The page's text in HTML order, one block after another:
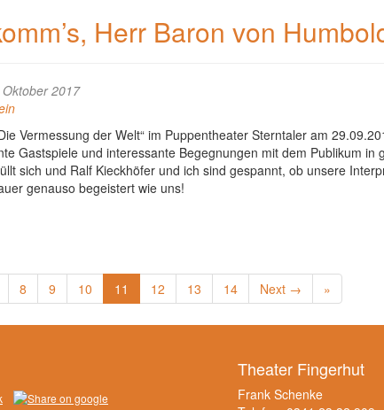
Herr Baron von
2017
Vermessung der Welt“ im Puppentheater Sterntaler am
Gastspiele und interessante Begegnungen mit dem Publikum in
sich und Ralf Kieckhöfer und ich sind gespannt, ob unsere
genauso begeistert wie uns!
8 9 10 11 12 13 14 Next → »
Theater Fingerhut
Frank Schenke